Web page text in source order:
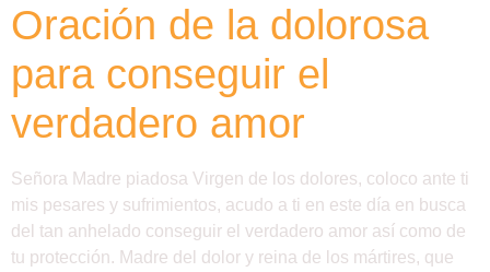
Oración de la dolorosa
para conseguir el
verdadero amor
Señora Madre piadosa Virgen de los dolores, coloco ante ti
mis pesares y sufrimientos, acudo a ti en este día en busca
del tan anhelado conseguir el verdadero amor así como de
tu protección. Madre del dolor y reina de los mártires, que